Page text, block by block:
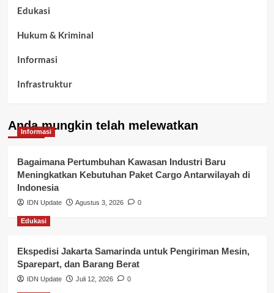
Edukasi
Hukum & Kriminal
Informasi
Infrastruktur
Kepegawaian & ASN Banyuasin
Kesehatan
Keuangan
Lalu Lintas
Layanan Publik Kabupaten Banyuasin
Nasional
Anda mungkin telah melewatkan
Informasi
Bagaimana Pertumbuhan Kawasan Industri Baru
Meningkatkan Kebutuhan Paket Cargo Antarwilayah di
Indonesia
IDN Update Agustus 3, 2026 0
Edukasi
Ekspedisi Jakarta Samarinda untuk Pengiriman Mesin,
Sparepart, dan Barang Berat
IDN Update Juli 12, 2026 0